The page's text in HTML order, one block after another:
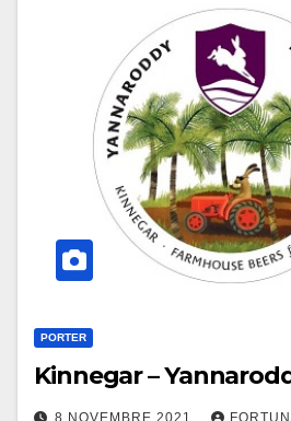
PORTER
Kinnegar –
8 NOVEMBRE 2021